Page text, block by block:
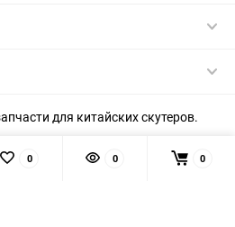
для китайских скутеров.
персональные данные
в соответствии с
официальной
0 0 0